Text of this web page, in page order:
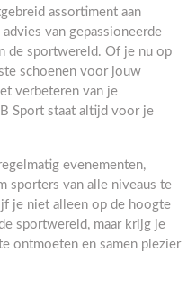
assortiment aan
van gepassioneerde
de sportwereld. Of je nu op
schoenen voor jouw
verbeteren van je
Sport staat altijd voor je
evenementen,
sporters van alle niveaus te
je niet alleen op de hoogte
sportwereld, maar krijg je
ontmoeten en samen plezier